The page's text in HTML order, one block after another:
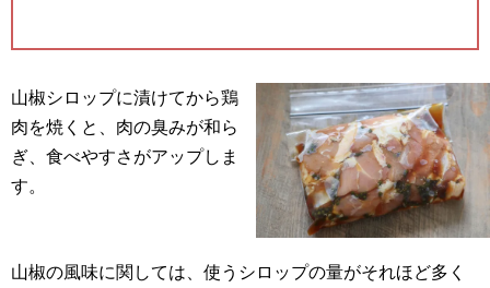
山椒シロップに漬けてから鶏
肉を焼くと、肉の臭みが和ら
ぎ、食べやすさがアップしま
す。
山椒の風味に関しては、使うシロップの量がそれほど多く